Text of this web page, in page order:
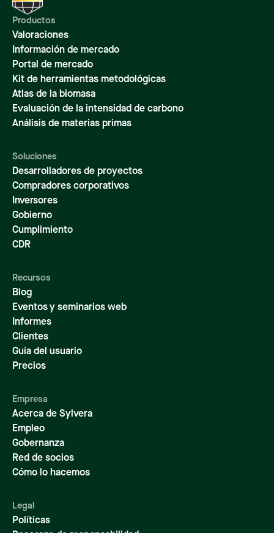
Productos
Valoraciones
Información de mercado
Portal de mercado
Kit de herramientas metodológicas
Atlas de la biomasa
Evaluación de la intensidad de carbono
Análisis de materias primas
Soluciones
Desarrolladores de proyectos
Compradores corporativos
Inversores
Gobierno
Cumplimiento
CDR
Recursos
Blog
Eventos y seminarios web
Informes
Clientes
Guía del usuario
Precios
Empresa
Acerca de Sylvera
Empleo
Gobernanza
Red de socios
Cómo lo hacemos
Legal
Políticas